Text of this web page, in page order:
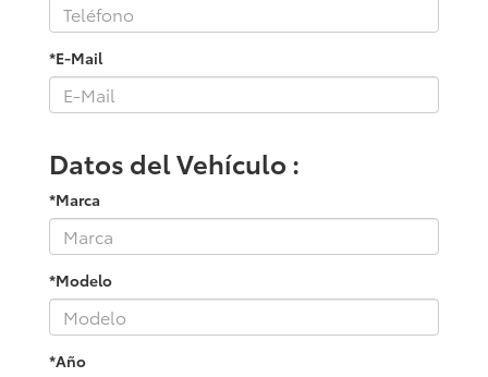
*E-Mail
Datos del Vehículo :
*Marca
*Modelo
*Año